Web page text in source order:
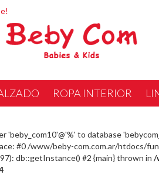
ROPA INTERIOR
'beby_com10'@'%' to database
#0 /www/beby-com.com.ar/htdocs/
db::getInstance() #2 {main} thrown in /